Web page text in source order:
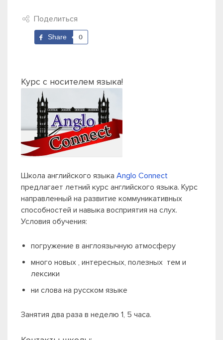
Поделиться
Share 0
Курс с носителем языка!
Школа английского языка Anglo Connect
предлагает летний курс английского языка. Курс
направленный на развитие коммуникативных
способностей и навыка восприятия на слух.
Условия обучения:
погружение в англоязычную атмосферу
много новых , интересных, полезных тем и
лексики
ни слова на русском языке
Занятия два раза в неделю 1, 5 часа.